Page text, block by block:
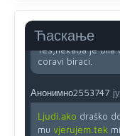
Ћаскање
Yes,nekada je bila
coravi biraci.
Анонимно2553747
Ljudi.ako draško
mu vjerujem.tek